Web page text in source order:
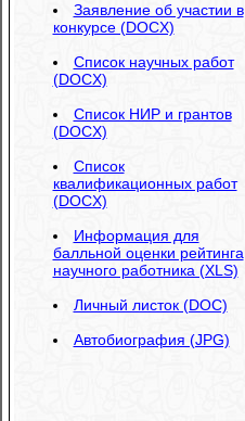
Заявление об участии в
конкурсе (DOCX)
Список научных работ
(DOCX)
Список НИР и грантов
(DOCX)
Список
квалификационных работ
(DOCX)
Информация для
балльной оценки рейтинга
научного работника (XLS)
Личный листок (DOC)
Автобиография (JPG)